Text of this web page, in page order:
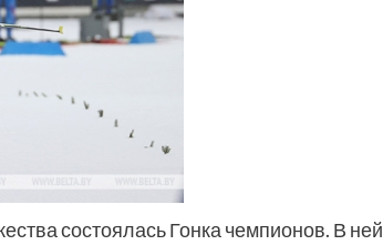
состоялась Гонка чемпионов. В ней